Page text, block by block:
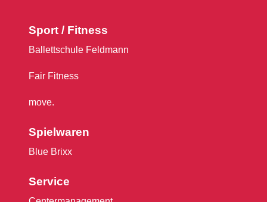
Sport / Fitness
Ballettschule Feldmann
Fair Fitness
move.
Spielwaren
Blue Brixx
Service